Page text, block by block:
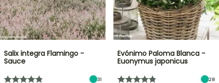
Salix integra Flamingo -
Sauce
31
Evónimo Paloma Blanca -
Euonymus japonicus
28